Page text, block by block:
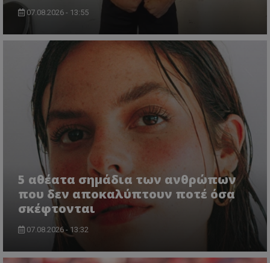
07.08.2026 - 13:55
5 αθέατα σημάδια των ανθρώπων
που δεν αποκαλύπτουν ποτέ όσα
σκέφτονται
07.08.2026 - 13:32